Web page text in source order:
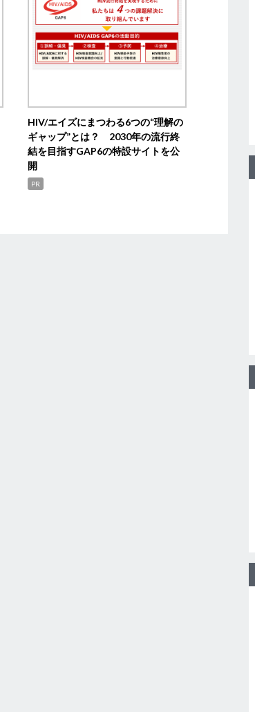
HIV/エイズにまつわる6つの“理解の
ギャップ”とは？ 2030年の流行終
結を目指すGAP6の特設サイトを公
開
PR